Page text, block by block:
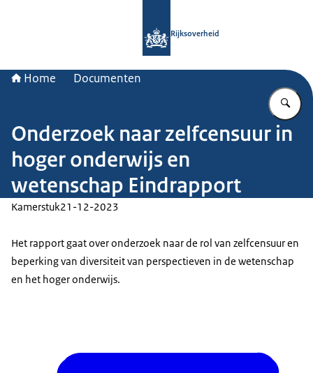
Rijksoverheid
Home Documenten
Onderzoek naar zelfcensuur in
hoger onderwijs en
wetenschap Eindrapport
Kamerstuk21-12-2023
Het rapport gaat over onderzoek naar de rol van zelfcensuur en
beperking van diversiteit van perspectieven in de wetenschap
en het hoger onderwijs.